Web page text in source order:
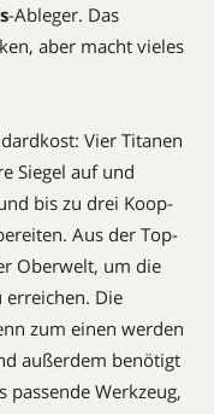
-Ableger. Das
aber macht vieles
Vier Titanen
Siegel auf und
bis zu drei Koop-
Aus der Top-
Oberwelt, um die
erreichen. Die
zum einen werden
außerdem benötigt
passende Werkzeug,